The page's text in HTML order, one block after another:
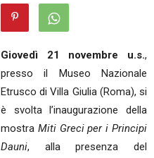
Giovedì 21 novembre u.s.,
presso il Museo Nazionale
Etrusco di Villa Giulia (Roma), si
è svolta l’inaugurazione della
mostra Miti Greci per i Principi
Dauni, alla presenza del